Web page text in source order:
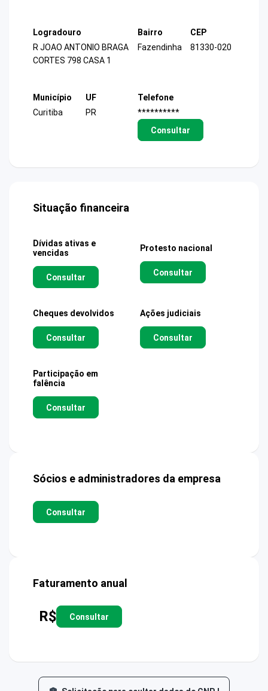
Logradouro
R JOAO ANTONIO BRAGA
CORTES 798 CASA 1
Bairro
Fazendinha
CEP
81330-020
Município
Curitiba
UF
PR
Telefone
**********
Consultar
Situação financeira
Dívidas ativas e
vencidas
Consultar
Protesto nacional
Consultar
Cheques devolvidos
Consultar
Ações judiciais
Consultar
Participação em
falência
Consultar
Sócios e administradores da empresa
Consultar
Faturamento anual
R$ Consultar